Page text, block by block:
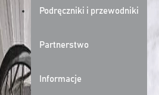
Podręczniki i przewodniki
Partnerstwo
Informacje